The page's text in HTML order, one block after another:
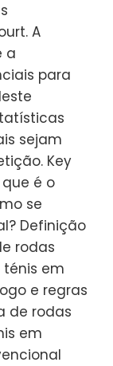
A
a
para
sejam
Key
é o
se
Definição
rodas
em
e regras
de rodas
em